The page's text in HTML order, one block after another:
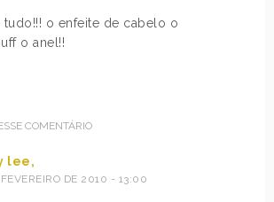
tudo!!! o enfeite de cabelo o
o anel!!
COMENTÁRIO
lee,
DE 2010 - 13:00